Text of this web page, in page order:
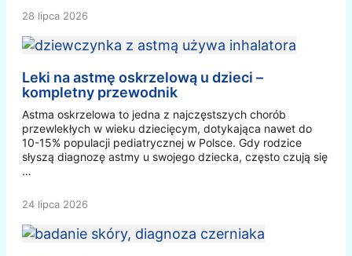
28 lipca 2026
Leki na astmę oskrzelową u dzieci –
kompletny przewodnik
Astma oskrzelowa to jedna z najczęstszych chorób
przewlekłych w wieku dziecięcym, dotykająca nawet do
10-15% populacji pediatrycznej w Polsce. Gdy rodzice
słyszą diagnozę astmy u swojego dziecka, często czują się
…
24 lipca 2026